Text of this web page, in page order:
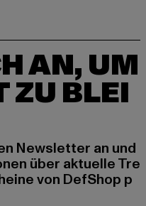
AN, UM
ZU BLEI
Newsletter an und
über aktuelle Tre
von DefShop p